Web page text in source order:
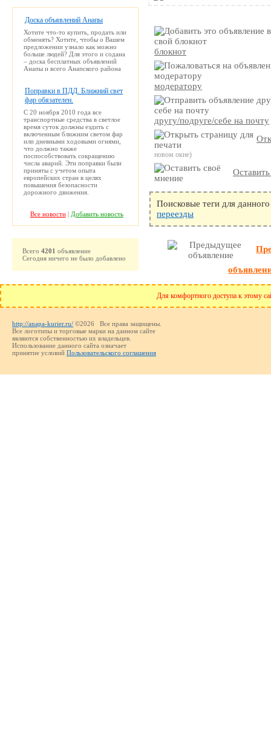
блокнот
модератору
другу/подруге/себе на почту
новом окне)
Поисковые теги для
переезды
Доска объявлений Анапы
Хотите что-то купить, продать или
обменять? Хотите, чтобы о Вашем
предложении узнало как можно
больше людей? Для этого и содана
– доска бесплатных объявлений
Анапы и всего Анапского района
Поправки в ПДД. Ближний свет
фар обязателен.
С 20 ноября 2010 года все
транспортные средства в светлое
время суток должны ездить с
включенным ближним светом фар
или дневными ходовыми огнями,
что должно также
поспособствовать сокращению
числа аварий. Эти поправки были
приняты с учетом опыта
европейских стран в целях
повышения безопасности
дорожного движения.
Все новости| Добавить новость
Всего 4201 объявление
Сегодня ничего не было добавлено
Для комфортного доступа к этому
http://anapa-kurier.ru/ ©2026 Все права защищены.
Все логотипы и торговые марки на данном сайте
являются собственностью их владельцев.
Использование данного сайта означает
принятие условий Пользовательского соглашения